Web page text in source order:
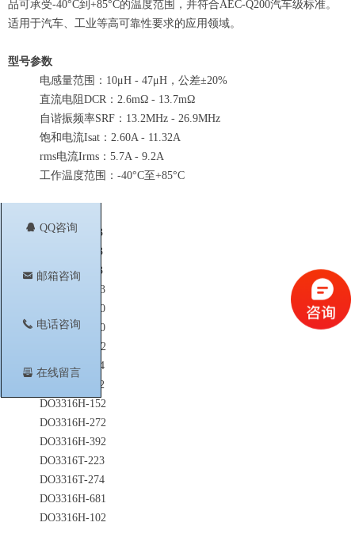
뀩 QQ咨询
낂 邮箱咨询
끅 电话咨询
뀣 在线留言
品可承受-40°C到+85°C的温度范围，并符合AEC-Q200汽车级标准。
适用于汽车、工业等高可靠性要求的应用领域。
型号参数
电感量范围：10μH - 47μH，公差±20%
直流电阻DCR：2.6mΩ - 13.7mΩ
自谐振频率SRF：13.2MHz - 26.9MHz
饱和电流Isat：2.60A - 11.32A
rms电流Irms：5.7A - 9.2A
工作温度范围：-40°C至+85°C
SER1390-223
SER1390-473
SER1390-103
PCV-0-472-03
PCV-0-153-10
PCV-0-103-10
DO3316H-222
DO3316T-184
DO3316T-472
DO3316H-152
DO3316H-272
DO3316H-392
DO3316T-223
DO3316T-274
DO3316H-681
DO3316H-102